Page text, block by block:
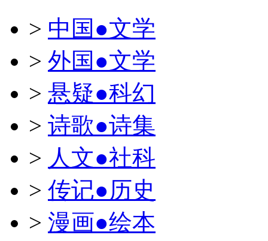
> 中国●文学
> 外国●文学
> 悬疑●科幻
> 诗歌●诗集
> 人文●社科
> 传记●历史
> 漫画●绘本